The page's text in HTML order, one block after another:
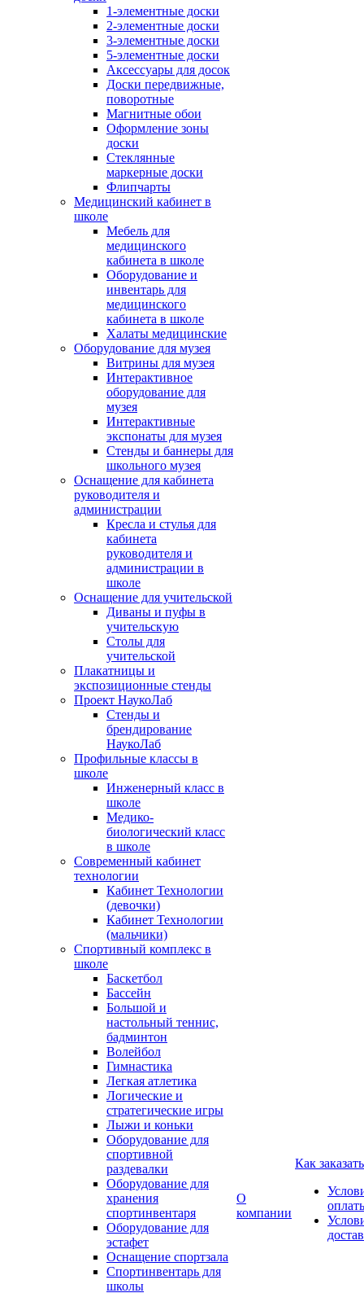
1-элементные доски
2-элементные доски
3-элементные доски
5-элементные доски
Аксессуары для досок
Доски передвижные,
поворотные
Магнитные обои
Оформление зоны
доски
Стеклянные
маркерные доски
Флипчарты
Медицинский кабинет в
школе
Мебель для
медицинского
кабинета в школе
Оборудование и
инвентарь для
медицинского
кабинета в школе
Халаты медицинские
Оборудование для музея
Витрины для музея
Интерактивное
оборудование для
музея
Интерактивные
экспонаты для музея
Стенды и баннеры для
школьного музея
Оснащение для кабинета
руководителя и
администрации
Кресла и стулья для
кабинета
руководителя и
администрации в
школе
Оснащение для учительской
Диваны и пуфы в
учительскую
Столы для
учительской
Плакатницы и
экспозиционные стенды
Проект НаукоЛаб
Стенды и
брендирование
НаукоЛаб
Профильные классы в
школе
Инженерный класс в
школе
Медико-
биологический класс
в школе
Современный кабинет
технологии
Кабинет Технологии
(девочки)
Кабинет Технологии
(мальчики)
Спортивный комплекс в
школе
Баскетбол
Бассейн
Большой и
настольный теннис,
бадминтон
Волейбол
Гимнастика
Легкая атлетика
Логические и
стратегические игры
Лыжи и коньки
Оборудование для
спортивной
раздевалки
Оборудование для
хранения
спортинвентаря
Оборудование для
эстафет
Оснащение спортзала
Спортинвентарь для
школы
О
компании
Как